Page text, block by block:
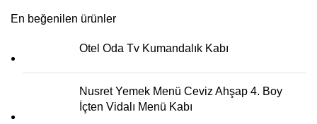
En beğenilen ürünler
Otel Oda Tv Kumandalık Kabı
Nusret Yemek Menü Ceviz Ahşap 4. Boy
İçten Vidalı Menü Kabı